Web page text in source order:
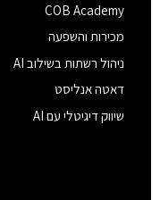
COB Academy
מכירות והשפעה
ניהול רשתות בשילוב AI
דאטה אנליסט
שיווק דיגיטלי עם AI